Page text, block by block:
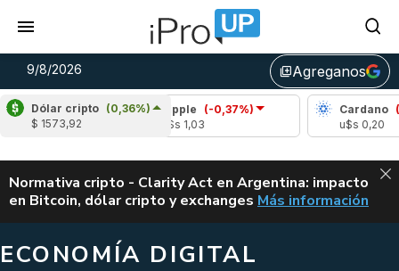
9/8/2026 library_addAgreganos
Dólar cripto (0,36%)
$ 1573,92
(1,89%)
Ripple
(-0,37%)
u$s 1,03
Cardano (-
u$s 0,20
ALERTA
Normativa cripto - Clarity Act en Argentina: impacto
en Bitcoin, dólar cripto y exchanges CLARITY ACT EN
Más información
ECONOMÍA DIGITAL